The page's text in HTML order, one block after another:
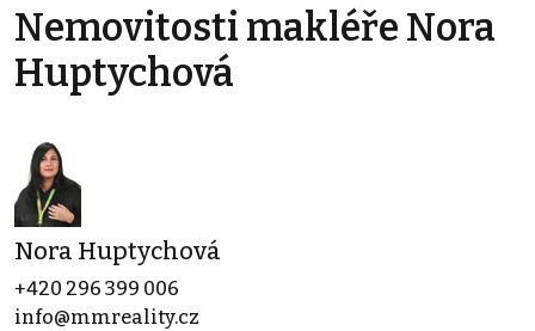
Nemovitosti makléře Nora
Huptychová
Nora Huptychová
+420 296 399 006
info@mmreality.cz